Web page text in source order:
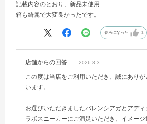
記載内容のとおり、新品未使用
箱も綺麗で大変良かったです。
参考になった 1
店舗からの回答 2026.8.3
この度は当店をご利用いただき、誠にありが
います。
お選びいただきましたバレンシアガとアディ
ラボスニーカーにご満足いただき、イメージ